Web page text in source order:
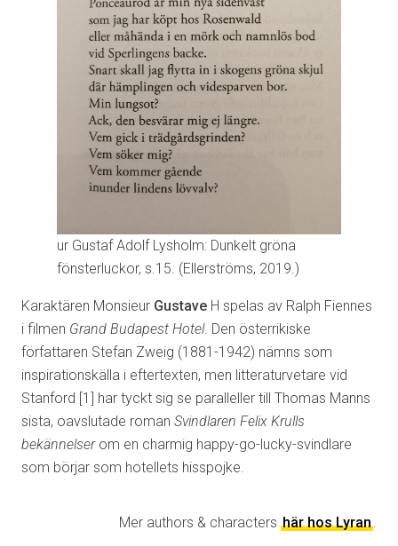
ur Gustaf Adolf Lysholm: Dunkelt gröna
fönsterluckor, s.15. (Ellerströms, 2019.)
Karaktären Monsieur Gustave H spelas av Ralph Fiennes
i filmen Grand Budapest Hotel. Den österrikiske
författaren Stefan Zweig (1881-1942) nämns som
inspirationskälla i eftertexten, men litteraturvetare vid
Stanford [1] har tyckt sig se paralleller till Thomas Manns
sista, oavslutade roman Svindlaren Felix Krulls
bekännelser om en charmig happy-go-lucky-svindlare
som börjar som hotellets hisspojke.
Mer authors & characters här hos Lyran.